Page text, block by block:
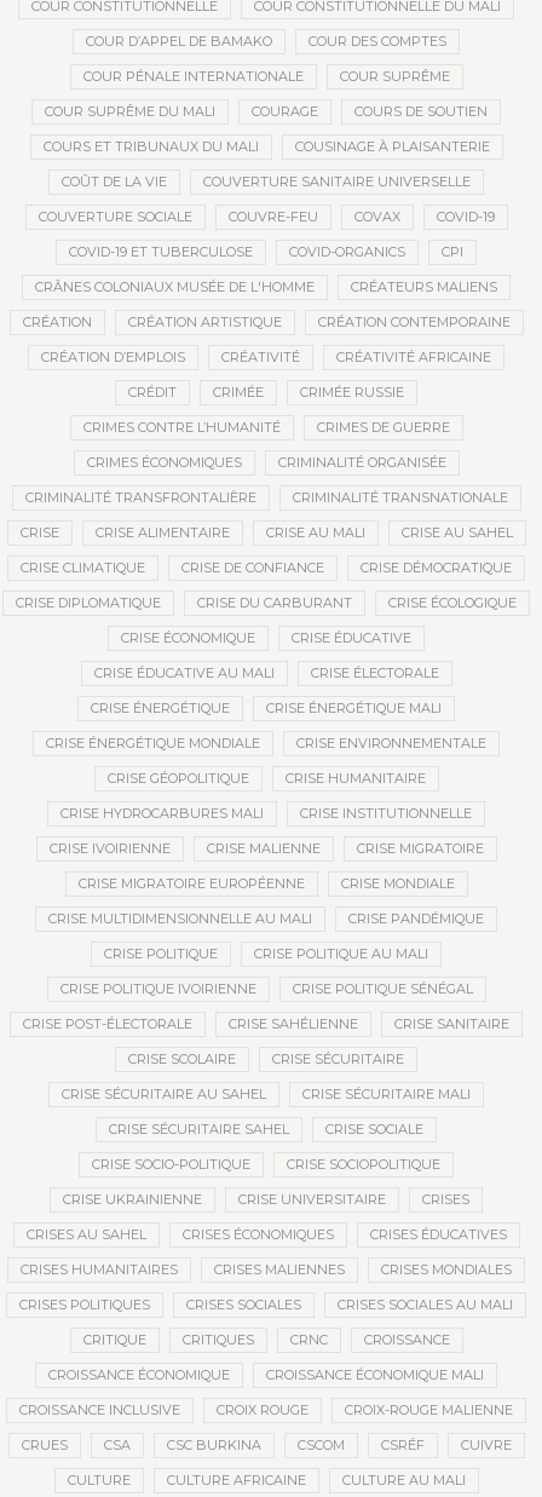
COUR CONSTITUTIONNELLE COUR CONSTITUTIONNELLE DU MALI
COUR D’APPEL DE BAMAKO COUR DES COMPTES
COUR PÉNALE INTERNATIONALE COUR SUPRÊME
COUR SUPRÊME DU MALI COURAGE COURS DE SOUTIEN
COURS ET TRIBUNAUX DU MALI COUSINAGE À PLAISANTERIE
COÛT DE LA VIE COUVERTURE SANITAIRE UNIVERSELLE
COUVERTURE SOCIALE COUVRE-FEU COVAX COVID-19
COVID-19 ET TUBERCULOSE COVID-ORGANICS CPI
CRÂNES COLONIAUX MUSÉE DE L'HOMME CRÉATEURS MALIENS
CRÉATION CRÉATION ARTISTIQUE CRÉATION CONTEMPORAINE
CRÉATION D’EMPLOIS CRÉATIVITÉ CRÉATIVITÉ AFRICAINE
CRÉDIT CRIMÉE CRIMÉE RUSSIE
CRIMES CONTRE L’HUMANITÉ CRIMES DE GUERRE
CRIMES ÉCONOMIQUES CRIMINALITÉ ORGANISÉE
CRIMINALITÉ TRANSFRONTALIÈRE CRIMINALITÉ TRANSNATIONALE
CRISE CRISE ALIMENTAIRE CRISE AU MALI CRISE AU SAHEL
CRISE CLIMATIQUE CRISE DE CONFIANCE CRISE DÉMOCRATIQUE
CRISE DIPLOMATIQUE CRISE DU CARBURANT CRISE ÉCOLOGIQUE
CRISE ÉCONOMIQUE CRISE ÉDUCATIVE
CRISE ÉDUCATIVE AU MALI CRISE ÉLECTORALE
CRISE ÉNERGÉTIQUE CRISE ÉNERGÉTIQUE MALI
CRISE ÉNERGÉTIQUE MONDIALE CRISE ENVIRONNEMENTALE
CRISE GÉOPOLITIQUE CRISE HUMANITAIRE
CRISE HYDROCARBURES MALI CRISE INSTITUTIONNELLE
CRISE IVOIRIENNE CRISE MALIENNE CRISE MIGRATOIRE
CRISE MIGRATOIRE EUROPÉENNE CRISE MONDIALE
CRISE MULTIDIMENSIONNELLE AU MALI CRISE PANDÉMIQUE
CRISE POLITIQUE CRISE POLITIQUE AU MALI
CRISE POLITIQUE IVOIRIENNE CRISE POLITIQUE SÉNÉGAL
CRISE POST-ÉLECTORALE CRISE SAHÉLIENNE CRISE SANITAIRE
CRISE SCOLAIRE CRISE SÉCURITAIRE
CRISE SÉCURITAIRE AU SAHEL CRISE SÉCURITAIRE MALI
CRISE SÉCURITAIRE SAHEL CRISE SOCIALE
CRISE SOCIO-POLITIQUE CRISE SOCIOPOLITIQUE
CRISE UKRAINIENNE CRISE UNIVERSITAIRE CRISES
CRISES AU SAHEL CRISES ÉCONOMIQUES CRISES ÉDUCATIVES
CRISES HUMANITAIRES CRISES MALIENNES CRISES MONDIALES
CRISES POLITIQUES CRISES SOCIALES CRISES SOCIALES AU MALI
CRITIQUE CRITIQUES CRNC CROISSANCE
CROISSANCE ÉCONOMIQUE CROISSANCE ÉCONOMIQUE MALI
CROISSANCE INCLUSIVE CROIX ROUGE CROIX-ROUGE MALIENNE
CRUES CSA CSC BURKINA CSCOM CSRÉF CUIVRE
CULTURE CULTURE AFRICAINE CULTURE AU MALI